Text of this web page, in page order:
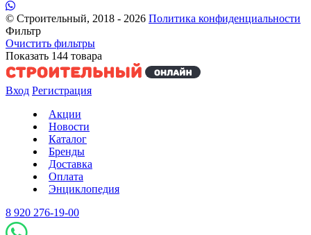
© Строительный, 2018 - 2026 Политика конфиденциальности
Фильтр
Очистить фильтры
Показать 144 товара
Вход Регистрация
Акции
Новости
Каталог
Бренды
Доставка
Оплата
Энциклопедия
8 920 276-19-00